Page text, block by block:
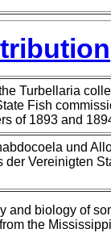
Turbellaria
Fish
of 1893 and
und
der Vereinigten
and biology of
the